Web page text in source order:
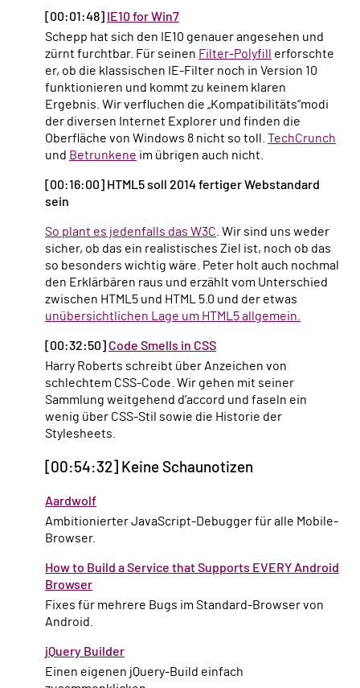
[00:01:48]
IE10 for Win7
Schepp hat sich den IE10 genauer angesehen und
zürnt furchtbar. Für seinen Filter-Polyfill
erforschte
er, ob die klassischen IE-Filter noch in Version 10
funktionieren und kommt zu keinem klaren
Ergebnis. Wir verfluchen die „Kompatibilitäts“modi
der diversen Internet Explorer und finden die
Oberfläche von Windows 8 nicht so toll. TechCrunch
und Betrunkene im übrigen auch nicht.
[00:16:00] HTML5 soll 2014 fertiger Webstandard
sein
So plant es jedenfalls das W3C. Wir sind uns weder
sicher, ob das ein realistisches Ziel ist, noch ob das
so besonders wichtig wäre. Peter holt auch nochmal
den Erklärbären raus und erzählt vom Unterschied
zwischen HTML5 und HTML 5.0 und der etwas
unübersichtlichen Lage um HTML5 allgemein.
[00:32:50] Code Smells in CSS
Harry Roberts schreibt über Anzeichen von
schlechtem CSS-Code. Wir gehen mit seiner
Sammlung weitgehend d’accord und faseln ein
wenig über CSS-Stil sowie die Historie der
Stylesheets.
[00:54:32] Keine Schaunotizen
Aardwolf
Ambitionierter JavaScript-Debugger für alle Mobile-
Browser.
How to Build a Service that Supports EVERY Android
Browser
Fixes für mehrere Bugs im Standard-Browser von
Android.
jQuery Builder
Einen eigenen jQuery-Build einfach